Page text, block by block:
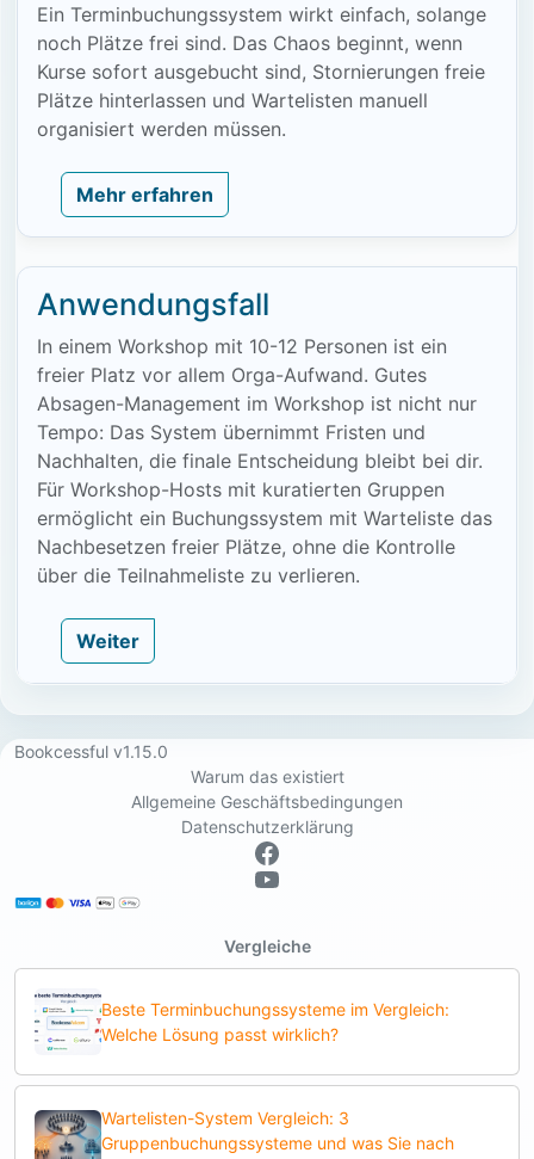
Ein Terminbuchungssystem wirkt einfach, solange
noch Plätze frei sind. Das Chaos beginnt, wenn
Kurse sofort ausgebucht sind, Stornierungen freie
Plätze hinterlassen und Wartelisten manuell
organisiert werden müssen.
Mehr erfahren
Anwendungsfall
In einem Workshop mit 10-12 Personen ist ein
freier Platz vor allem Orga-Aufwand. Gutes
Absagen-Management im Workshop ist nicht nur
Tempo: Das System übernimmt Fristen und
Nachhalten, die finale Entscheidung bleibt bei dir.
Für Workshop-Hosts mit kuratierten Gruppen
ermöglicht ein Buchungssystem mit Warteliste das
Nachbesetzen freier Plätze, ohne die Kontrolle
über die Teilnahmeliste zu verlieren.
Weiter
Bookcessful v1.15.0
Warum das existiert
Allgemeine Geschäftsbedingungen
Datenschutzerklärung
Vergleiche
Beste Terminbuchungssysteme im Vergleich:
Welche Lösung passt wirklich?
Wartelisten-System Vergleich: 3
Gruppenbuchungssysteme und was Sie nach